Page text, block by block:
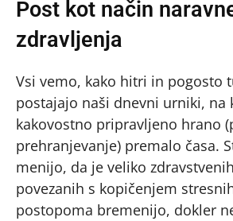
Post kot način
zdravljenja
Vsi vemo, kako hitri in pogosto
postajajo naši dnevni urniki, na
kakovostno pripravljeno hrano
prehranjevanje) premalo časa.
menijo, da je veliko
povezanih s kopičenjem
postopoma bremenijo, dokler